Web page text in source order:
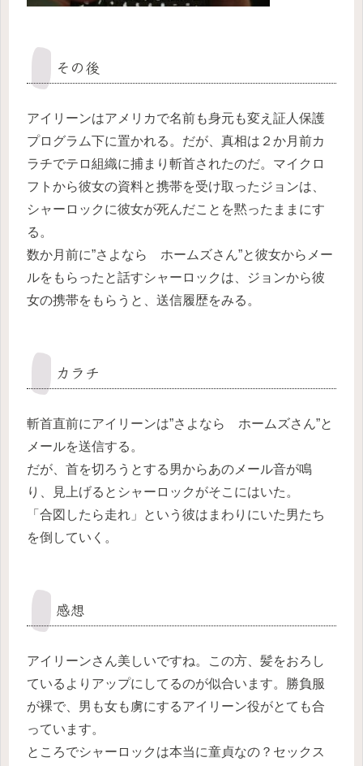
その後
アイリーンはアメリカで名前も身元も変え証人保護
プログラム下に置かれる。だが、真相は２か月前カ
ラチでテロ組織に捕まり斬首されたのだ。マイクロ
フトから彼女の資料と携帯を受け取ったジョンは、
シャーロックに彼女が死んだことを黙ったままにす
る。
数か月前に”さよなら ホームズさん”と彼女からメー
ルをもらったと話すシャーロックは、ジョンから彼
女の携帯をもらうと、送信履歴をみる。
カラチ
斬首直前にアイリーンは”さよなら ホームズさん”と
メールを送信する。
だが、首を切ろうとする男からあのメール音が鳴
り、見上げるとシャーロックがそこにはいた。
「合図したら走れ」という彼はまわりにいた男たち
を倒していく。
感想
アイリーンさん美しいですね。この方、髪をおろし
ているよりアップにしてるのが似合います。勝負服
が裸で、男も女も虜にするアイリーン役がとても合
っています。
ところでシャーロックは本当に童貞なの？セックス